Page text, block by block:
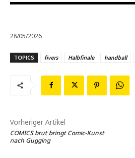
28/05/2026
TOPICS fivers Halbfinale handball
Vorheriger Artikel
COMICS brut bringt Comic-Kunst
nach Gugging